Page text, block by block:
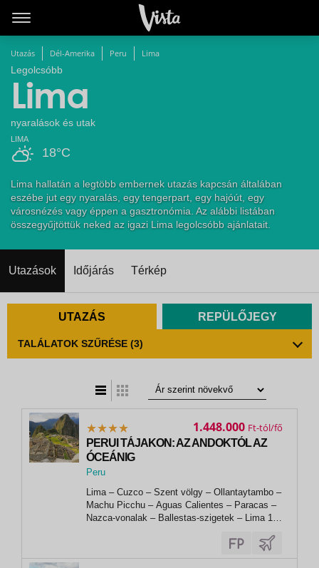
Utazás Dél-Amerika Peru Lima
Legolcsóbb
Lima
nyaralások és utak
18°C
LIMA
Lima hallatán a legtöbb embernek utazás kapcsán általában
eszébe jut egy nyaralás, egy tengerpart, egy hajóút, egy
városnézés vagy éppen a gasztronómia. Az alábbi listában
összegyűjtöttük neked az igazi Lima legolcsóbb ajánlatait.
Utazások Időjárás Térkép
UTAZÁS REPÜLŐJEGY
TALÁLATOK SZŰRÉSE (3)
PERUI TÁJAKON: AZ ANDOKTÓL AZ
ÓCEÁNIG
Peru
Lima
Lima – Cuzco – Szent völgy – Ollantaytambo –
Machu Picchu – Aguas Calientes – Paracas –
Nazca-vonalak – Ballestas-szigetek – Lima 1.
Budapestről repülőgéppel, átszállással Limába.
Megérkezés Peru fővárosába a délutáni
1.448.000 Ft